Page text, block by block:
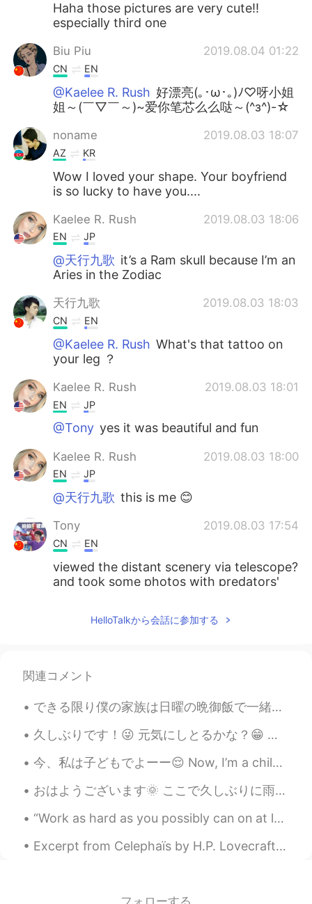
Haha those pictures are very cute!!
especially third one
Biu Piu 2019.08.04 01:22
CN EN
@Kaelee R. Rush 好漂亮(｡･ω･｡)ﾉ♡呀小姐
姐～(￣▽￣～)~爱你笔芯么么哒～(^з^)-☆
noname 2019.08.03 18:07
AZ KR
Wow I loved your shape. Your boyfriend
is so lucky to have you....
Kaelee R. Rush 2019.08.03 18:06
EN JP
@天行九歌 it’s a Ram skull because I’m an
Aries in the Zodiac
天行九歌 2019.08.03 18:03
CN EN
@Kaelee R. Rush What's that tattoo on
your leg ？
Kaelee R. Rush 2019.08.03 18:01
EN JP
@Tony yes it was beautiful and fun
Kaelee R. Rush 2019.08.03 18:00
EN JP
@天行九歌 this is me 😊
Tony 2019.08.03 17:54
CN EN
viewed the distant scenery via telescope?
and took some photos with predators'
天行九歌 2019.08.03 17:42
KR EN
Damn good life
Gene 2019.08.03 17:39
safe :-)
Sophia 2019.08.03 17:39
HelloTalkから会話に参加する
関連コメント
できる限り僕の家族は日曜の晩御飯で一緒に食べています。😂😊 今回は日本料理。 食べてるところで、こういう会話になりました。 妹: ねーお兄ちゃんは日本語勉強してるね？日本人は食べる前に何か言...
久しぶりです！😜 元気にしとるかな？😁 最近まで新しいこと何もなさすぎて、人生つまらなくなったなと思うようになってきた😰みんながこんな期間もたまにあるんかな？なんか、働いて、帰って、ご飯食べて...
今、私は子どもでよーー😌 Now, I’m a child. この本を知っていますよね？ 😆 You know this book, right? 全部読みます🙇‍♂️ I’ll read ...
おはようございます🌞 ここで久しぶりに雨が降りました。🌧 南カリフォルニアではめったに雨が降りません。😳 裏庭から虹が見えた 🌈 Good morning 🌞 It rained for th...
“Work as hard as you possibly can on at least one thing and see what happens." Jordan Peterson -...
Excerpt from Celephaïs by H.P. Lovecraft. In time he grew so impatient of the bleak intervals o...